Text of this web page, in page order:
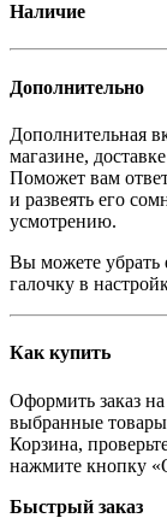
Наличие
Дополнительно
Дополнительная
магазине,
Поможет вам
и развеять его
усмотрению.
Вы можете убрать
галочку в
Как купить
Оформить заказ
выбранные товары
Корзина,
нажмите кнопку
Быстрый заказ